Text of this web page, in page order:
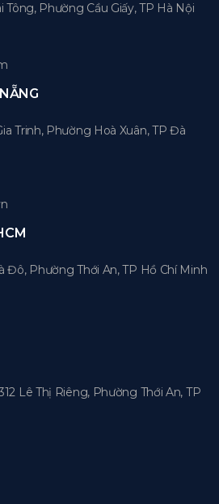
Tông, Phường Cầu Giấy, TP Hà Nội
Trinh, Phường Hoà Xuân, TP Đà
Đô, Phường Thới An, TP Hồ Chí Minh
Lê Thị Riêng, Phường Thới An, TP